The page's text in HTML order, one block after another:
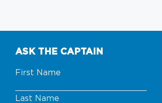
ASK THE CAPTAIN
First Name
Last Name